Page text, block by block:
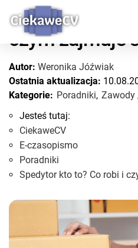
Spedytor kto
czym zajmuje
Autor: Weronika Jóźwiak
Ostatnia aktualizacja:
Kategorie: Poradniki, Zawody
Jesteś tutaj:
CiekaweCV
E-czasopismo
Poradniki
Spedytor kto to? Co robi i